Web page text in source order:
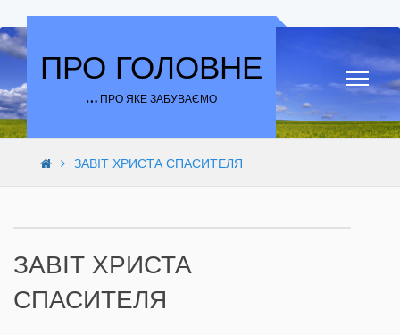
Skip to content
ПРО ГОЛОВНЕ
… ПРО ЯКЕ ЗАБУВАЄМО
ЗАВІТ ХРИСТА СПАСИТЕЛЯ
ЗАВІТ ХРИСТА
СПАСИТЕЛЯ